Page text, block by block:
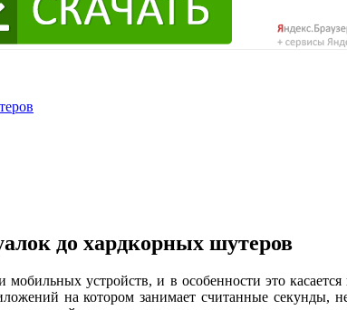
до хардкорных шутеров
устройств, и в особенности это
на котором занимает считанные секунды,